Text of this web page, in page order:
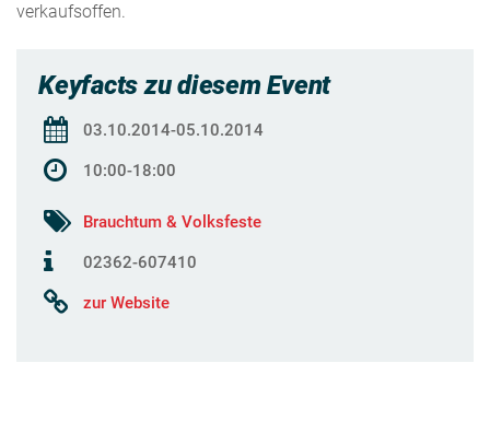
verkaufsoffen.
Keyfacts zu diesem Event
03.10.2014-05.10.2014
10:00-18:00
Brauchtum & Volksfeste
02362-607410
zur Website